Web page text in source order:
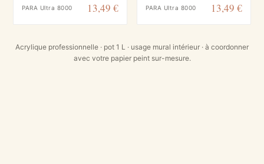
PARA Ultra 8000 13,49 € PARA Ultra 8000 13,49 €
Acrylique professionnelle · pot 1 L · usage mural intérieur · à coordonner
avec votre papier peint sur-mesure.